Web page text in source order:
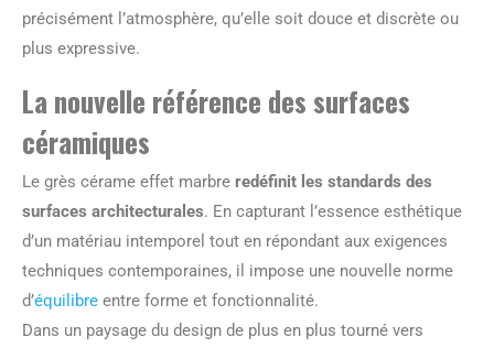
précisément l’atmosphère, qu’elle soit douce et discrète ou
plus expressive.
La nouvelle référence des surfaces
céramiques
Le grès cérame effet marbre redéfinit les standards des
surfaces architecturales. En capturant l’essence esthétique
d’un matériau intemporel tout en répondant aux exigences
techniques contemporaines, il impose une nouvelle norme
d’équilibre entre forme et fonctionnalité.
Dans un paysage du design de plus en plus tourné vers